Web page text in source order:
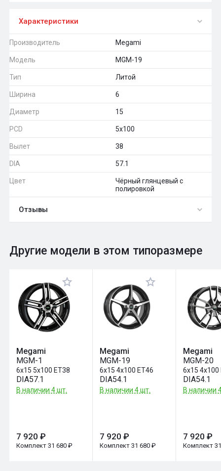
Характеристики
Производитель Megami
Модель MGM-19
Тип Литой
Ширина 6
Диаметр 15
PCD 5x100
Вылет 38
DIA 57.1
Цвет
Чёрный глянцевый с
полировкой
Отзывы
Оставить отзыв
Общий рейтинг 0
Другие модели в этом типоразмере
Megami
MGM-1
6x15 5x100 ET38
DIA57.1
В наличии 4 шт.
7 920 ₽
Комплект 31 680 ₽
Megami
MGM-19
6x15 4x100 ET46
DIA54.1
В наличии 4 шт.
7 920 ₽
Комплект 31 680 ₽
Megami
MGM-20
6x15 4x100
DIA54.1
В наличии
7 920 ₽
Комплект